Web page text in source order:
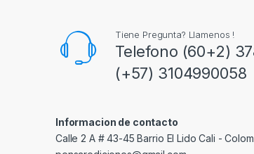
Tiene Pregunta? Llamenos !
Telefono (60+2)
(+57) 3104990058
Informacion de contacto
Calle 2 A # 43-45 Barrio El Lido Cali -